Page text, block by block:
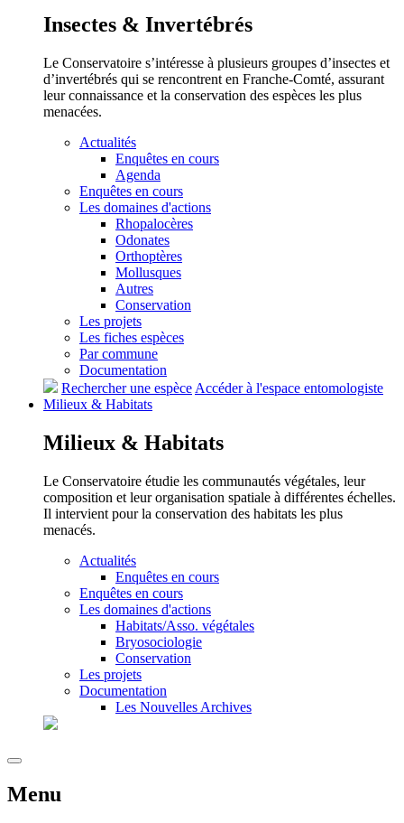
Insectes & Invertébrés
Le Conservatoire s’intéresse à plusieurs groupes d’insectes et
d’invertébrés qui se rencontrent en Franche-Comté, assurant
leur connaissance et la conservation des espèces les plus
menacées.
Actualités
Enquêtes en cours
Agenda
Enquêtes en cours
Les domaines d'actions
Rhopalocères
Odonates
Orthoptères
Mollusques
Autres
Conservation
Les projets
Les fiches espèces
Par commune
Documentation
Rechercher une espèce Accéder à l'espace entomologiste
Milieux & Habitats
Milieux & Habitats
Le Conservatoire étudie les communautés végétales, leur
composition et leur organisation spatiale à différentes échelles.
Il intervient pour la conservation des habitats les plus
menacés.
Actualités
Enquêtes en cours
Enquêtes en cours
Les domaines d'actions
Habitats/Asso. végétales
Bryosociologie
Conservation
Les projets
Documentation
Les Nouvelles Archives
Menu